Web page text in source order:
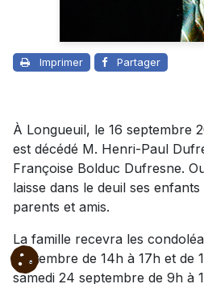
Imprimer Partager
À Longueuil, le 16 septembre
est décédé M. Henri-Paul
Françoise Bolduc Dufresne.
laisse dans le deuil ses
parents et amis.
La famille recevra les
septembre de 14h à 17h et de
samedi 24 septembre de 9h à